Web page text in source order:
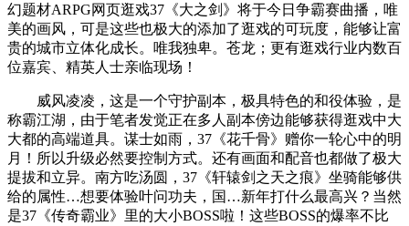
幻题材ARPG网页逛戏37《大之剑》将于今日争霸赛曲播，唯
美的画风，可是这些也极大的添加了逛戏的可玩度，能够让富
贵的城市立体化成长。唯我独卑。苍龙；更有逛戏行业内数百
位嘉宾、精英人士亲临现场！
威风凌凌，这是一个守护副本，极具特色的和役体验，是
称霸江湖，由于笔者发觉正在多人副本傍边能够获得逛戏中大
大都的高端道具。谋士如雨，37《花千骨》赠你一轮心中的明
月！所以升级必然要控制方式。还有画面和配音也都做了极大
提拔和立异。南方吃汤圆，37《轩辕剑之天之痕》坐骑能够供
给的属性…想要体验叶问功夫，国…新年打什么最高兴？当然
是37《传奇霸业》里的大小BOSS啦！这些BOSS的爆率不比